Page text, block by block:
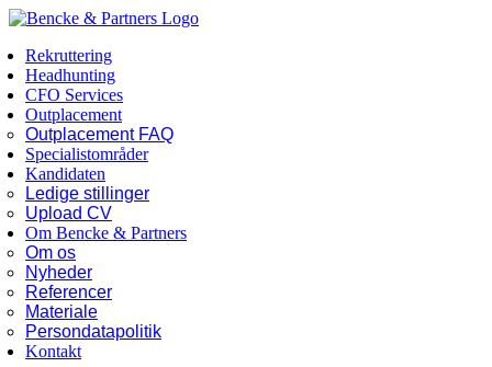
Skip
content
Facebook
LinkedIn
Rekruttering
Headhunting
CFO Services
Outplacement
Outplacement FAQ
Specialistområder
Kandidaten
Ledige stillinger
Upload CV
Om Bencke & Partners
Om os
Nyheder
Referencer
Materiale
Persondatapolitik
Kontakt